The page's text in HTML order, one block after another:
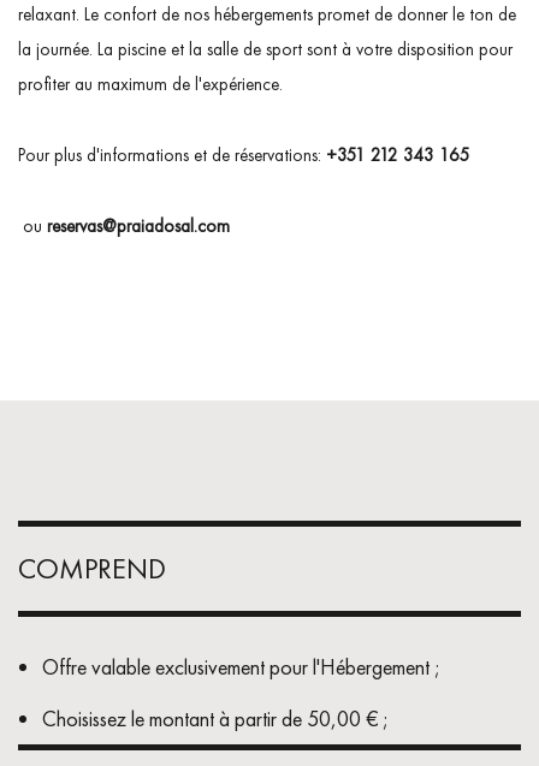
relaxant. Le confort de nos hébergements promet de donner le ton de
la journée. La piscine et la salle de sport sont à votre disposition pour
profiter au maximum de l'expérience.
Pour plus d'informations et de réservations: +351 212 343 165
ou reservas@praiadosal.com
COMPREND
Offre valable exclusivement pour l'Hébergement ;
Choisissez le montant à partir de 50,00 € ;